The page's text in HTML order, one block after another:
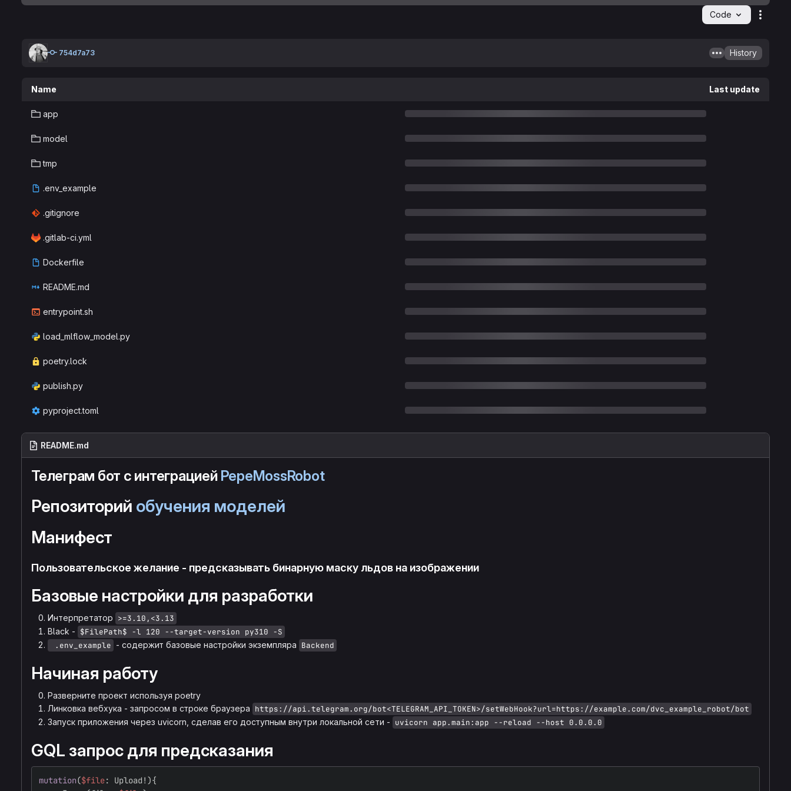
Code
754d7a73 History
Name Last update
app
model
tmp
.env_example
.gitignore
.gitlab-ci.yml
Dockerfile
README.md
entrypoint.sh
load_mlflow_model.py
poetry.lock
publish.py
pyproject.toml
README.md
Телеграм бот с интеграцией PepeMossRobot
Репозиторий обучения моделей
Манифест
Пользовательское желание - предсказывать бинарную маску льдов на изображении
Базовые настройки для разработки
Интерпретатор >=3.10,<3.13
Black - $FilePath$ -l 120 --target-version py310 -S
.env_example - содержит базовые настройки экземпляра Backend
Начиная работу
Разверните проект используя poetry
Линковка вебхука - запросом в строке браузера https://api.telegram.org/bot<TELEGRAM_API_TOKEN>/setWebHook?url=https://example.com/dvc_example_robot/bot
Запуск приложения через uvicorn, сделав его доступным внутри локальной сети - uvicorn app.main:app --reload --host 0.0.0.0
GQL запрос для предсказания
mutation($file: Upload !){